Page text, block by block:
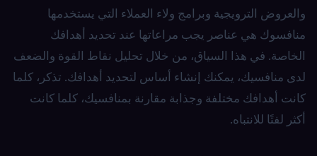
والعروض الترويجية وبرامج ولاء العملاء التي يستخدمها
منافسوك هي عناصر يجب مراعاتها عند تحديد أهدافك
الخاصة. في هذا السياق، من خلال تحليل نقاط القوة والضعف
لدى منافسيك، يمكنك إنشاء أساس لتحديد أهدافك. تذكر، كلما
كانت أهدافك مختلفة وجذابة مقارنة بمنافسيك، كلما كانت
أكثر لفتًا للانتباه.